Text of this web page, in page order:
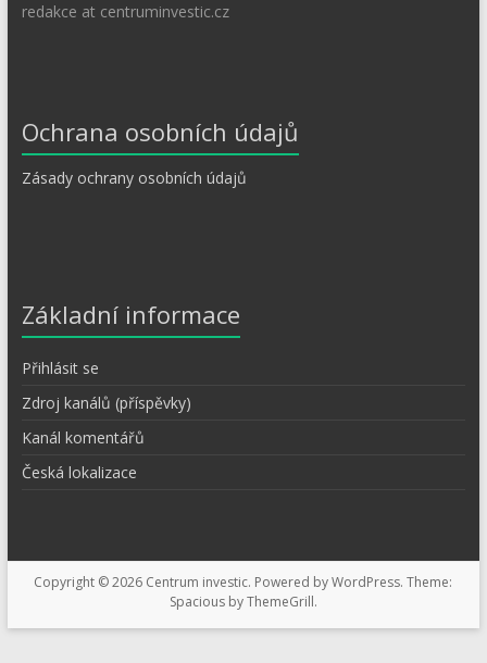
redakce at centruminvestic.cz
Ochrana osobních údajů
Zásady ochrany osobních údajů
Základní informace
Přihlásit se
Zdroj kanálů (příspěvky)
Kanál komentářů
Česká lokalizace
Copyright © 2026 Centrum investic. Powered byWordPress. Theme:
Spacious byThemeGrill.